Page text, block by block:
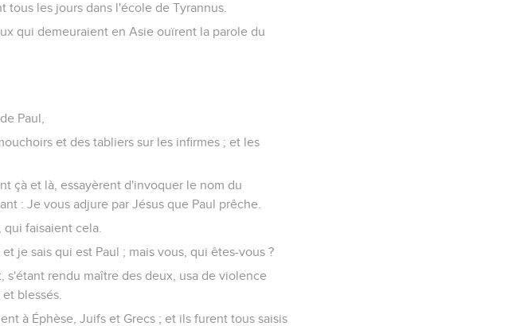
tous les jours dans l'école de Tyrannus.
qui demeuraient en Asie ouïrent la parole du
Paul,
et des tabliers sur les infirmes ; et les
çà et là, essayèrent d'invoquer le nom du
: Je vous adjure par Jésus que Paul prêche.
faisaient cela.
je sais qui est Paul ; mais vous, qui êtes-vous ?
s'étant rendu maître des deux, usa de violence
blessés.
à Éphèse, Juifs et Grecs ; et ils furent tous saisis